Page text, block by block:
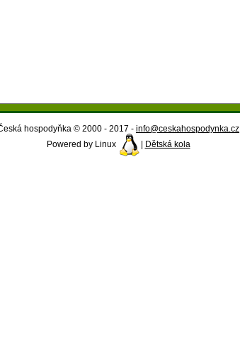
hospodyňka © 2000 - 2017 - info@ceskahospodynka.cz
Powered by Linux
Dětská kola